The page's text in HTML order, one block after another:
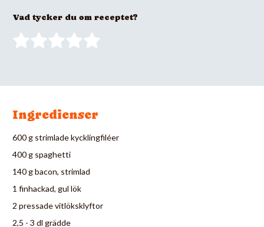
Vad tycker du om receptet?
Ingredienser
600 g strimlade kycklingfiléer
400 g spaghetti
140 g bacon, strimlad
1 finhackad, gul lök
2 pressade vitlöksklyftor
2,5 - 3 dl grädde